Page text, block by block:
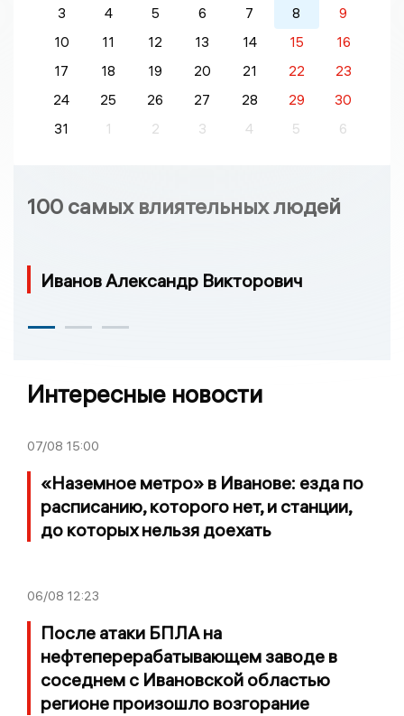
3
4 5 6 7 8
9
10
11 12 13 14 15
16
17
18 19 20 21 22
23
24
25 26 27 28 29
30
31
1 2 3 4 5 6
100 самых влиятельных людей
Иванов Александр Викторович
Интересные новости
07/08 15:00
«Наземное метро» в Иванове: езда по
расписанию, которого нет, и станции,
до которых нельзя доехать
06/08 12:23
После атаки БПЛА на
нефтеперерабатывающем заводе в
соседнем с Ивановской областью
регионе произошло возгорание